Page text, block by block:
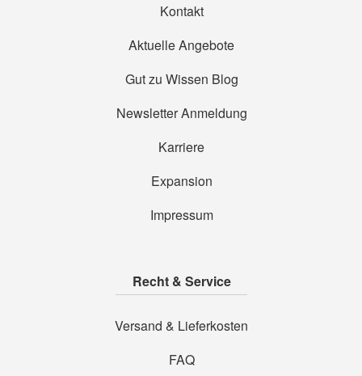
Kontakt
Aktuelle Angebote
Gut zu Wissen Blog
Newsletter Anmeldung
Karriere
Expansion
Impressum
Recht & Service
Versand & Lieferkosten
FAQ